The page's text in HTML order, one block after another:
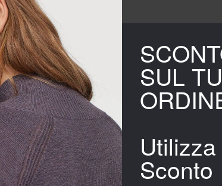
per memorizzare e/o accedere alle
sito. Non acconsentire o ritirare il
SUL
Sconto